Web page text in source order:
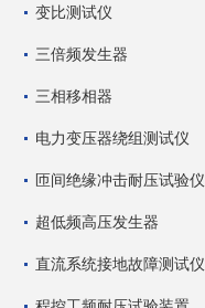
变比测试仪
三倍频发生器
三相移相器
电力变压器绕组测试仪
匝间绝缘冲击耐压试验仪
超低频高压发生器
直流系统接地故障测试仪